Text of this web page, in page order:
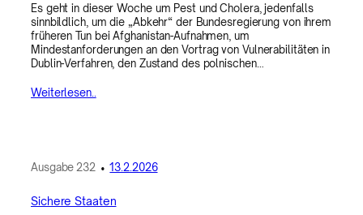
Es geht in dieser Woche um Pest und Cholera, jedenfalls
sinnbildlich, um die „Abkehr“ der Bundesregierung von ihrem
früheren Tun bei Afghanistan-Aufnahmen, um
Mindestanforderungen an den Vortrag von Vulnerabilitäten in
Dublin-Verfahren, den Zustand des polnischen…
Weiterlesen..
Ausgabe 232•13.2.2026
Sichere Staaten